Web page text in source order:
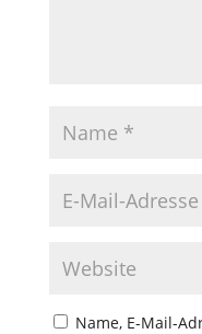
Name, E-Mail-